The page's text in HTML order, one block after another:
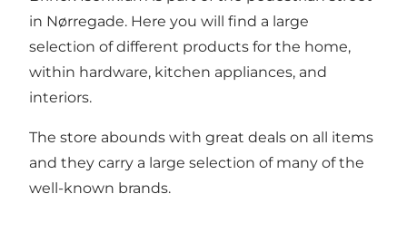
in Nørregade. Here you will find a large
selection of different products for the home,
within hardware, kitchen appliances, and
interiors.
The store abounds with great deals on all items
and they carry a large selection of many of the
well-known brands.